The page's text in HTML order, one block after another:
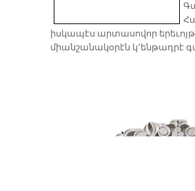
իսկապէս արտասովոր երեւոյթ
միանշանակօրէն կ՚ենթադրէ